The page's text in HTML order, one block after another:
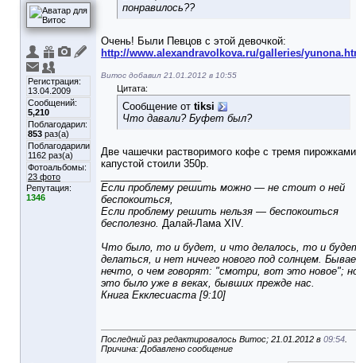
Регистрация:
13.04.2009
Сообщений:
5,210
Поблагодарил:
853 раз(а)
Поблагодарили
1162 раз(а)
Фотоальбомы:
23 фото
Репутация:
1346
понравилось??
Очень! Были Певцов с этой девочкой:
http://www.alexandravolkova.ru/galleries/
Витос добавил 21.01.2012 в 10:55
Цитата:
Сообщение от tiksi
Что давали? Буфет был?
Две чашечки растворимого кофе с тремя
капустой стоили 350р.
Если проблему решить можно — не стоит о ней
беспокоиться,
Если проблему решить нельзя — беспокоиться
бесполезно. Далай-Лама XIV.
Что было, то и будет, и что делалось, то и
делаться, и нет ничего нового под солнцем.
нечто, о чем говорят: "смотри, вот это новое";
это было уже в веках, бывших прежде нас.
Книга Екклесиаста [9:10]
Последний раз редактировалось Витос; 21.01.2012 в 09:54
Причина: Добавлено сообщение